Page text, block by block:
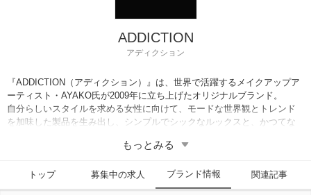
ADDICTION
アディクション
『ADDICTION（アディクション）』は、世界で活躍するメイクアップア
ーティスト・AYAKO氏が2009年に立ち上げたオリジナルブランド。
自分らしいスタイルを求める女性に向けて、モードな世界観とトレンド
を加味した製品を生み出し、シンプルでシックなルックスと、かつてな
イドのような、贅沢でハイクオリティーな仕上がりを実現する。
KANAKO氏が就任。日本人アーティストならではの繊細かつしなやかな
感性で、日本をオリジンとしたブランドとして世界へBEAUTYを発信し
もっとみる
トップ 募集中の求人 ブランド情報 関連記事